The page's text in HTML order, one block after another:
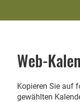
Web-
Kopieren Sie auf
gewählten